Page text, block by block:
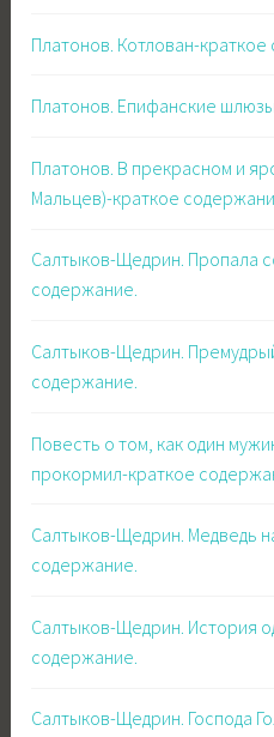
Платонов. Котлован-краткое
Платонов. Епифанские
Платонов. В прекрасном и
Мальцев)-краткое
Салтыков-Щедрин. Пропала
содержание.
Салтыков-Щедрин.
содержание.
Повесть о том, как один
прокормил-краткое
Салтыков-Щедрин. Медведь
содержание.
Салтыков-Щедрин. История
содержание.
Салтыков-Щедрин. Господа